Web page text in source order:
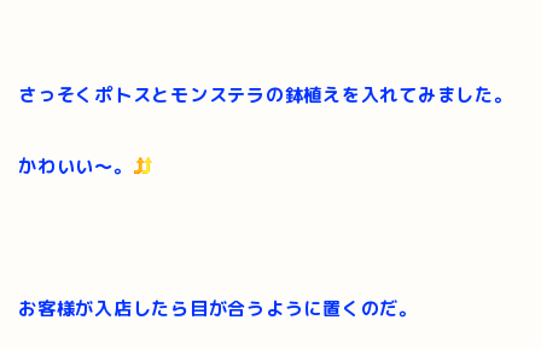
さっそくポトスとモンステラの鉢植えを入れてみました。
かわいい～。
お客様が入店したら目が合うように置くのだ。